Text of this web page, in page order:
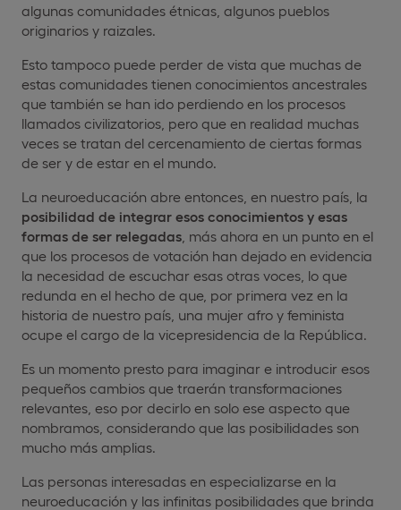
algunas comunidades étnicas, algunos pueblos
originarios y raizales.
Esto tampoco puede perder de vista que muchas de
estas comunidades tienen conocimientos ancestrales
que también se han ido perdiendo en los procesos
llamados civilizatorios, pero que en realidad muchas
veces se tratan del cercenamiento de ciertas formas
de ser y de estar en el mundo.
La neuroeducación abre entonces, en nuestro país, la
posibilidad de integrar esos conocimientos y esas
formas de ser relegadas , más ahora en un punto en el
que los procesos de votación han dejado en evidencia
la necesidad de escuchar esas otras voces, lo que
redunda en el hecho de que, por primera vez en la
historia de nuestro país, una mujer afro y feminista
ocupe el cargo de la vicepresidencia de la República.
Es un momento presto para imaginar e introducir esos
pequeños cambios que traerán transformaciones
relevantes, eso por decirlo en solo ese aspecto que
nombramos, considerando que las posibilidades son
mucho más amplias.
Las personas interesadas en especializarse en la
neuroeducación y las infinitas posibilidades que brinda